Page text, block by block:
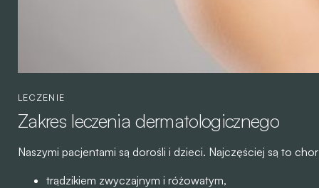
LECZENIE
Zakres leczenia dermatologicznego
Naszymi pacjentami są dorośli i dzieci. Najczęściej są to
trądzikiem zwyczajnym i różowatym,